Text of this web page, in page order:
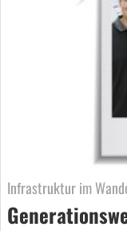
Infrastruktur im